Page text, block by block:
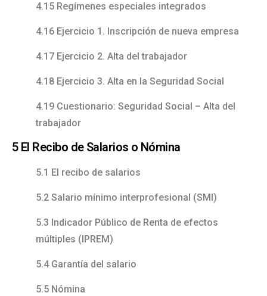
4.15 Regímenes especiales integrados
4.16 Ejercicio 1. Inscripción de nueva empresa
4.17 Ejercicio 2. Alta del trabajador
4.18 Ejercicio 3. Alta en la Seguridad Social
4.19 Cuestionario: Seguridad Social – Alta del
trabajador
5 El Recibo de Salarios o Nómina
5.1 El recibo de salarios
5.2 Salario mínimo interprofesional (SMI)
5.3 Indicador Público de Renta de efectos
múltiples (IPREM)
5.4 Garantía del salario
5.5 Nómina